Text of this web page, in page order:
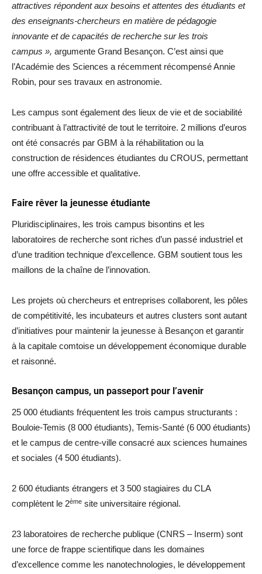
attractives répondent aux besoins et attentes des étudiants et
des enseignants-chercheurs en matière de pédagogie
innovante et de capacités de recherche sur les trois
campus », argumente Grand Besançon. C’est ainsi que
l’Académie des Sciences a récemment récompensé Annie
Robin, pour ses travaux en astronomie.
Les campus sont également des lieux de vie et de sociabilité
contribuant à l’attractivité de tout le territoire. 2 millions d’euros
ont été consacrés par GBM à la réhabilitation ou la
construction de résidences étudiantes du CROUS, permettant
une offre accessible et qualitative.
Faire rêver la jeunesse étudiante
Pluridisciplinaires, les trois campus bisontins et les
laboratoires de recherche sont riches d’un passé industriel et
d’une tradition technique d’excellence. GBM soutient tous les
maillons de la chaîne de l’innovation.
Les projets où chercheurs et entreprises collaborent, les pôles
de compétitivité, les incubateurs et autres clusters sont autant
d’initiatives pour maintenir la jeunesse à Besançon et garantir
à la capitale comtoise un développement économique durable
et raisonné.
Besançon campus, un passeport pour l’avenir
25 000 étudiants fréquentent les trois campus structurants :
Bouloie-Temis (8 000 étudiants), Temis-Santé (6 000 étudiants)
et le campus de centre-ville consacré aux sciences humaines
et sociales (4 500 étudiants).
2 600 étudiants étrangers et 3 500 stagiaires du CLA
complètent le 2ème site universitaire régional.
23 laboratoires de recherche publique (CNRS – Inserm) sont
une force de frappe scientifique dans les domaines
d’excellence comme les nanotechnologies, le développement